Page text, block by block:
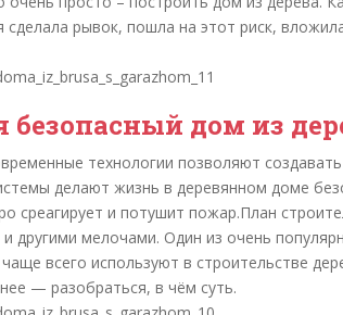
рывок, пошла на этот риск,
безопасный дом из
технологии позволяют
делают жизнь в деревянном доме
среагирует и потушит пожар.План
другими мелочами. Один из очень
всего используют в строительстве
— разобраться, в чём суть.